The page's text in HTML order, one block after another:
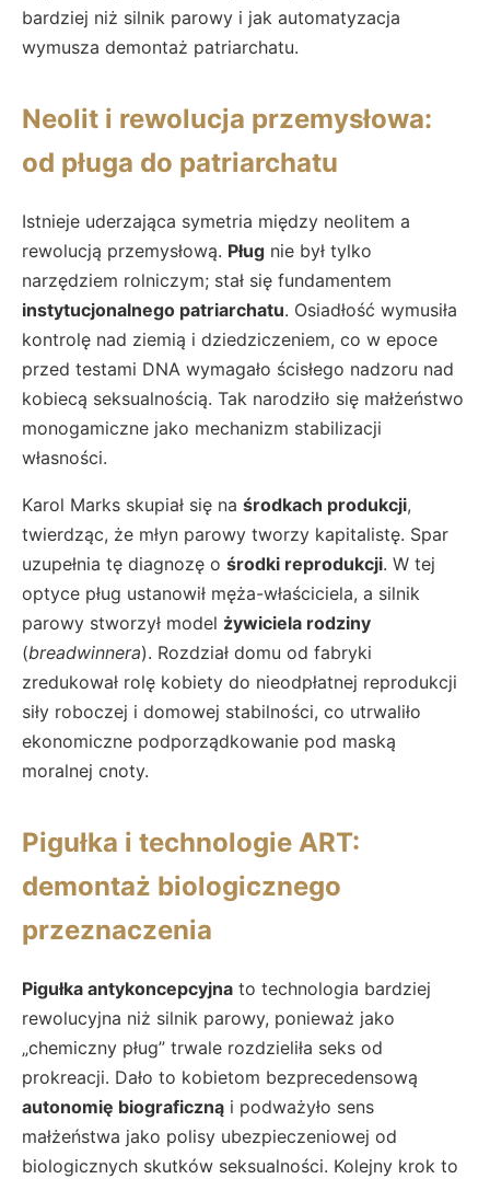
bardziej niż silnik parowy i jak automatyzacja
wymusza demontaż patriarchatu.
Neolit i rewolucja przemysłowa:
od pługa do patriarchatu
Istnieje uderzająca symetria między neolitem a
rewolucją przemysłową. Pług nie był tylko
narzędziem rolniczym; stał się fundamentem
instytucjonalnego patriarchatu. Osiadłość wymusiła
kontrolę nad ziemią i dziedziczeniem, co w epoce
przed testami DNA wymagało ścisłego nadzoru nad
kobiecą seksualnością. Tak narodziło się małżeństwo
monogamiczne jako mechanizm stabilizacji
własności.
Karol Marks skupiał się na środkach produkcji,
twierdząc, że młyn parowy tworzy kapitalistę. Spar
uzupełnia tę diagnozę o środki reprodukcji. W tej
optyce pług ustanowił męża-właściciela, a silnik
parowy stworzył model żywiciela rodziny
(breadwinnera). Rozdział domu od fabryki
zredukował rolę kobiety do nieodpłatnej reprodukcji
siły roboczej i domowej stabilności, co utrwaliło
ekonomiczne podporządkowanie pod maską
moralnej cnoty.
Pigułka i technologie ART:
demontaż biologicznego
przeznaczenia
Pigułka antykoncepcyjna to technologia bardziej
rewolucyjna niż silnik parowy, ponieważ jako
„chemiczny pług” trwale rozdzieliła seks od
prokreacji. Dało to kobietom bezprecedensową
autonomię biograficzną i podważyło sens
małżeństwa jako polisy ubezpieczeniowej od
biologicznych skutków seksualności. Kolejny krok to